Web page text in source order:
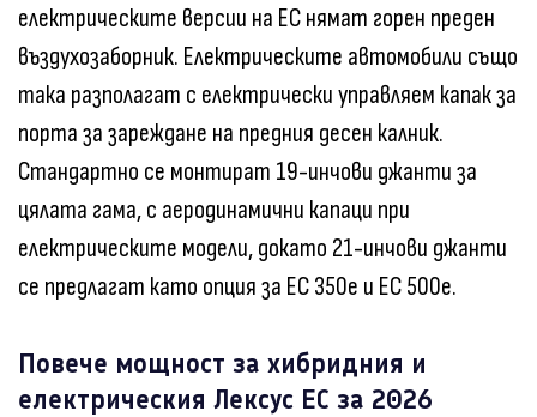
електрическите версии на ЕС нямат горен преден
въздухозаборник. Електрическите автомобили също
така разполагат с електрически управляем капак за
порта за зареждане на предния десен калник.
Стандартно се монтират 19-инчови джанти за
цялата гама, с аеродинамични капаци при
електрическите модели, докато 21-инчови джанти
се предлагат като опция за ЕС 350e и ЕС 500e.
Повече мощност за хибридния и
електрическия Лексус ЕС за 2026